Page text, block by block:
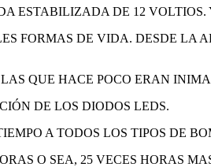
ESTABILIZADA DE 12 VOLTIOS.
FORMAS DE VIDA. DESDE LA
QUE HACE POCO ERAN
DE LOS DIODOS LEDS.
A TODOS LOS TIPOS DE
O SEA, 25 VECES HORAS